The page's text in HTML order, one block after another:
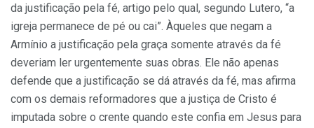
da justificação pela fé, artigo pelo qual, segundo Lutero, “a
igreja permanece de pé ou cai”. Àqueles que negam a
Armínio a justificação pela graça somente através da fé
deveriam ler urgentemente suas obras. Ele não apenas
defende que a justificação se dá através da fé, mas afirma
com os demais reformadores que a justiça de Cristo é
imputada sobre o crente quando este confia em Jesus para